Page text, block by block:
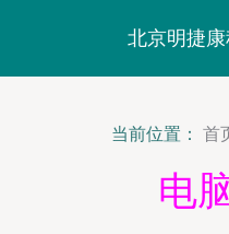
北京明捷康
当前位置： 首
电